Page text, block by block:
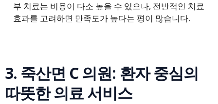
부 치료는 비용이 다소 높을 수 있으나, 전반적인 치료
효과를 고려하면 만족도가 높다는 평이 많습니다.
3. 죽산면 C 의원: 환자 중심의
따뜻한 의료 서비스